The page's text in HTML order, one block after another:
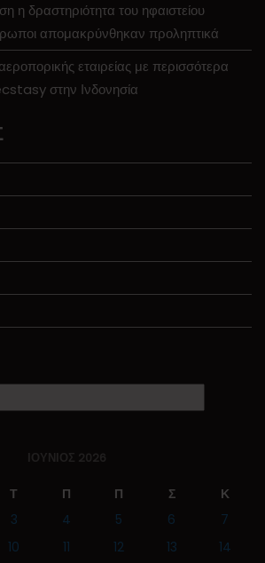
η δραστηριότητα του ηφαιστείου
απομακρύνθηκαν προληπτικά
εταιρείας με περισσότερα
στην Ινδονησία
ΙΟΎΝΙΟΣ 2026
Τ Π Π Σ
Κ
3 4 5 6
7
10 11 12 13
14